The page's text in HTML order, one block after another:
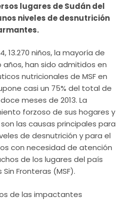
lugares de Sudán del
niveles de desnutrición
13.270 niños, la mayoría de
han sido admitidos en
nutricionales de MSF en
casi un 75% del total de
meses de 2013. La
forzoso de sus hogares y
las causas principales para
de desnutrición y para el
con necesidad de atención
de los lugares del país
Fronteras (MSF).
de las impactantes